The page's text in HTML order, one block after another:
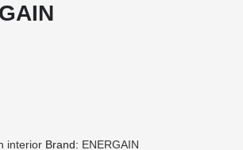
interior Brand: ENERGAIN